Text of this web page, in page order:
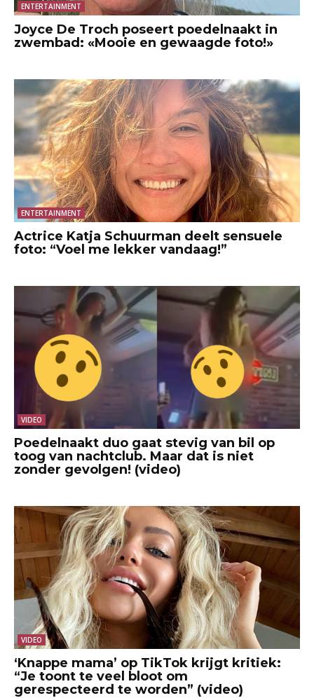
ENTERTAINMENT
Joyce De Troch poseert poedelnaakt in
zwembad: «Mooie en gewaagde foto!»
ENTERTAINMENT
Actrice Katja Schuurman deelt sensuele
foto: “Voel me lekker vandaag!”
VIDEO
Poedelnaakt duo gaat stevig van bil op
toog van nachtclub. Maar dat is niet
zonder gevolgen! (video)
VIDEO
‘Knappe mama’ op TikTok krijgt kritiek:
“Je toont te veel bloot om
gerespecteerd te worden” (video)